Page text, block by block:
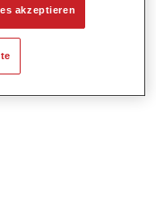
akzeptieren